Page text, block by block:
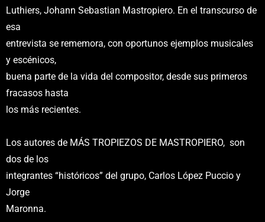
Luthiers, Johann Sebastian Mastropiero. En el transcurso de
esa
entrevista se rememora, con oportunos ejemplos musicales
y escénicos,
buena parte de la vida del compositor, desde sus primeros
fracasos hasta
los más recientes.
Los autores de MÁS TROPIEZOS DE MASTROPIERO, son
dos de los
integrantes “históricos” del grupo, Carlos López Puccio y
Jorge
Maronna.